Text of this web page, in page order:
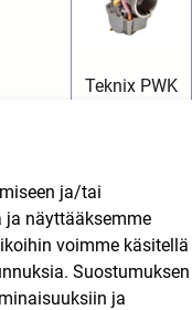
Teknix PWK
Lue lisää
ja/tai
ja näyttääksemme
voimme käsitellä
Suostumuksen
ja